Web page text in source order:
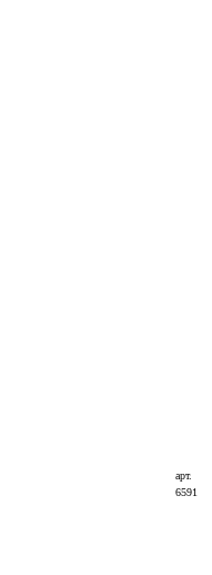
арт.
6591